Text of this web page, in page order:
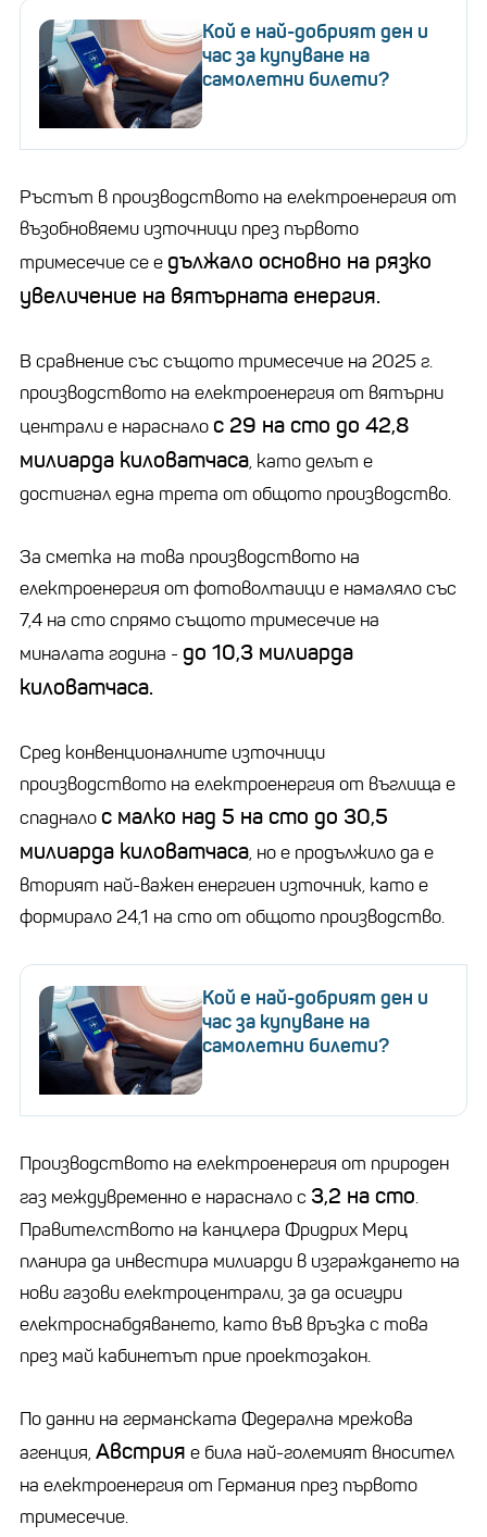
Кой е най-добрият ден и
час за купуване на
самолетни билети?
Ръстът в производството на електроенергия от
възобновяеми източници през първото
тримесечие се е дължало основно на рязко
увеличение на вятърната енергия.
В сравнение със същото тримесечие на 2025 г.
производството на електроенергия от вятърни
централи е нарасналос 29 на сто до 42,8
милиарда киловатчаса, като делът е
достигнал една трета от общото производство.
За сметка на това производството на
електроенергия от фотоволтаици е намаляло със
7,4 на сто спрямо същото тримесечие на
миналата година - до 10,3 милиарда
киловатчаса.
Сред конвенционалните източници
производството на електроенергия от въглища е
спадналос малко над 5 на сто до 30,5
милиарда киловатчаса, но е продължило да е
вторият най-важен енергиен източник, като е
формирало 24,1 на сто от общото производство.
Кой е най-добрият ден и
час за купуване на
самолетни билети?
Производството на електроенергия от природен
газ междувременно е нараснало с 3,2 на сто.
Правителството на канцлера Фридрих Мерц
планира да инвестира милиарди в изграждането на
нови газови електроцентрали, за да осигури
електроснабдяването, като във връзка с това
през май кабинетът прие проектозакон.
По данни на германската Федерална мрежова
агенция, Австрия е била най-големият вносител
на електроенергия от Германия през първото
тримесечие.